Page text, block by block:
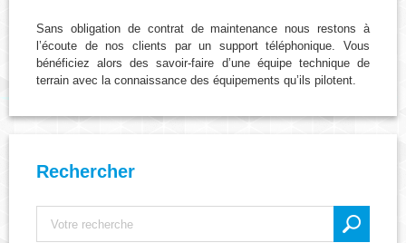
Sans obligation de contrat de maintenance nous restons à
l’écoute de nos clients par un support téléphonique. Vous
bénéficiez alors des savoir-faire d’une équipe technique de
terrain avec la connaissance des équipements qu’ils pilotent.
Rechercher